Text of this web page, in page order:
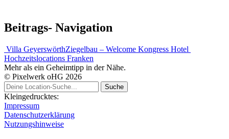
Beitrags- Navigation
Villa GeyerswörthZiegelbau – Welcome Kongress Hotel
Hochzeitslocations Franken
Mehr als ein Geheimtipp in der Nähe.
© Pixelwerk oHG 2026
Kleingedrucktes:
Impressum
Datenschutzerklärung
Nutzungshinweise